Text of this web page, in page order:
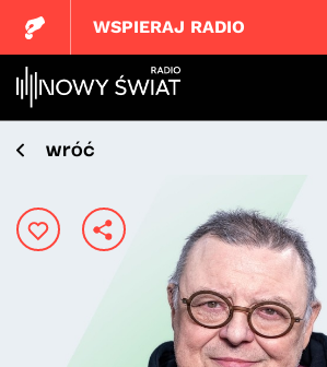
WSPIERAJ RADIO
wróć